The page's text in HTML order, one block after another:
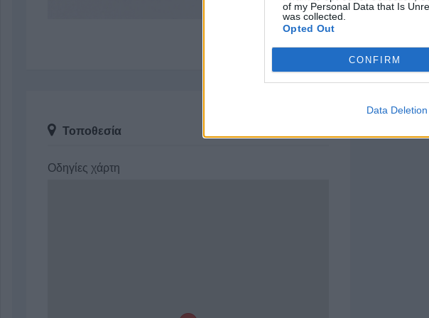
of my Personal Data that Is
was collected.
Opted Out
CONFIRM
Data Deletion
Τοποθεσία
Οδηγίες χάρτη